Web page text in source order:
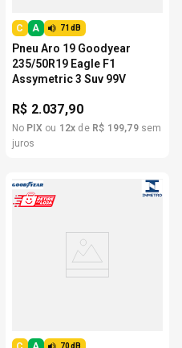
C A 71dB
Pneu Aro 19 Goodyear
235/50R19 Eagle F1
Assymetric 3 Suv 99V
R$ 2.037,90
No PIX ou 12x de R$ 199,79sem
juros
70dB